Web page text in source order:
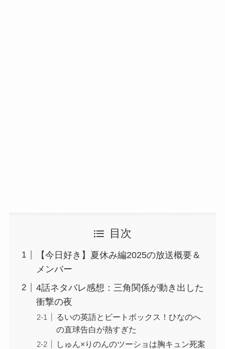
目次
【今日好き】夏休み編2025の放送概要＆
メンバー
4話ネタバレ感想：三角関係が動き出した
衝撃の夜
るいの英語とビートボックス！ひなのへ
の直球告白が熱すぎた
しゅん×りのんのツーショは胸キュン死案